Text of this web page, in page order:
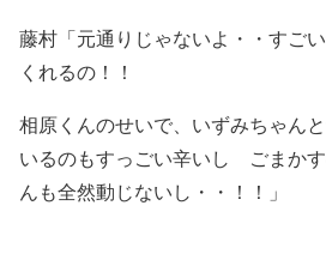
藤村「元通りじゃないよ・・すご
くれるの！！
相原くんのせいで、いずみちゃん
いるのもすっごい辛いし ごまかす
んも全然動じないし・・！！」